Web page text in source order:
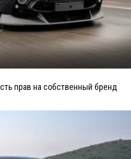
прав на собственный бренд